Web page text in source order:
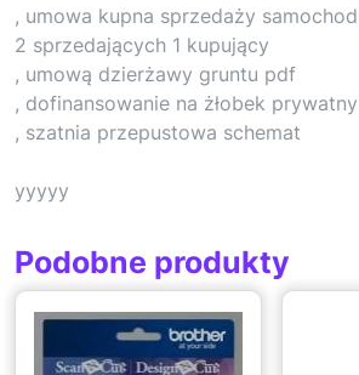
, umowa kupna sprzedaży
2 sprzedających 1 kupujący
, umową dzierżawy gruntu pdf
, dofinansowanie na żłobek
, szatnia przepustowa schemat
yyyyy
Podobne produkty